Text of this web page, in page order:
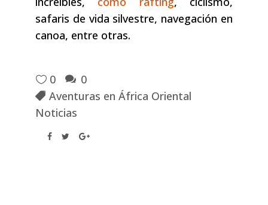
safaris de vida silvestre, navegación en
canoa, entre otras.
0
0
Aventuras en África Oriental
Noticias